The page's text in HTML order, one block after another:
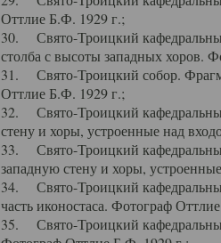
Оттлие Б.Ф. 1929 г.;
30. Свято-Троицкий
столба с высоты западных хоров.
31. Свято-Троицкий собор.
Оттлие Б.Ф. 1929 г.;
32. Свято-Троицкий
стену и хоры, устроенные над
33. Свято-Троицкий
западную стену и хоры,
34. Свято-Троицкий
часть иконостаса. Фотограф
35. Свято-Троицкий